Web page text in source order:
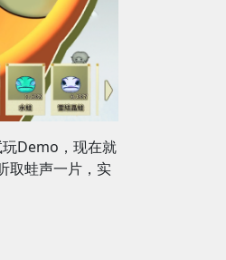
玩Demo，现在就
取蛙声一片，实